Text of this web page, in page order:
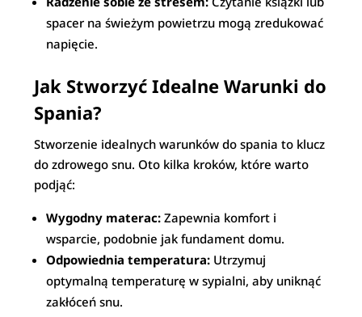
spacer na świeżym powietrzu mogą zredukować
napięcie.
Jak Stworzyć Idealne Warunki do
Spania?
Stworzenie idealnych warunków do spania to klucz
do zdrowego snu. Oto kilka kroków, które warto
podjąć:
Wygodny materac: Zapewnia komfort i
wsparcie, podobnie jak fundament domu.
Odpowiednia temperatura: Utrzymuj
optymalną temperaturę w sypialni, aby uniknąć
zakłóceń snu.